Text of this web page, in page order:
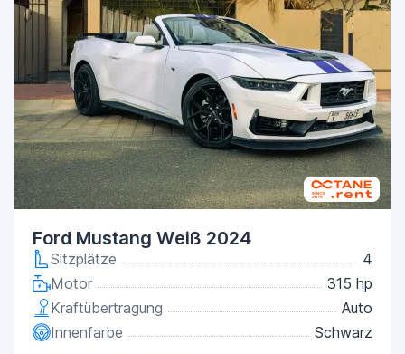
Ford Mustang Weiß 2024
Sitzplätze
4
Motor
315 hp
Kraftübertragung
Auto
Innenfarbe
Schwarz